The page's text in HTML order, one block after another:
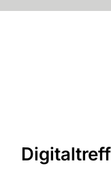
Digitaltreff